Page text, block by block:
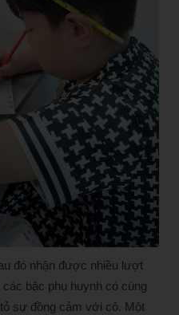
đó nhận được nhiều lượt
bậc phụ huynh có cùng
sự đồng cảm với cô. Một